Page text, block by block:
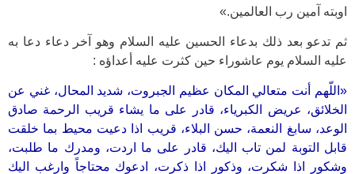
اوبته آمين رب العالمين.»
ثم تدعو بعد ذلك بدعاء الحسين عليه السلام وهو آخر دعاء دعا به
عليه السلام يوم عاشوراء حين كثرت عليه أعداؤه :
«اللّهم أنت متعالي المكان عظيم الجبروت، شديد المحال، غني عن
الخلائق، عريض الكبرياء، قادر على ما يشاء قريب الرحمة صادق
الوعد، سابغ النعمة، حسن البلاء، قريب اذا دعيت محيط بما خلقت
قابل التوبة لمن تاب اليك، قادر على ما اردت، ومدرك ما طلبت،
وشكور اذا شكرت، وذكور اذا ذكرت، ادعوك محتاجاً وارغب اليك